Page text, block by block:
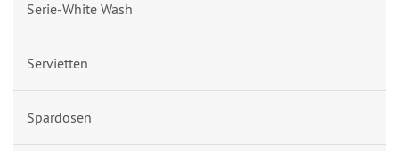
Serie-White Wash
Servietten
Spardosen